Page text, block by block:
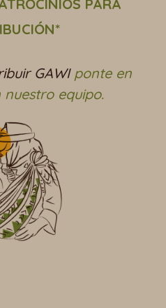
PARA
GAWI ponte en
equipo.